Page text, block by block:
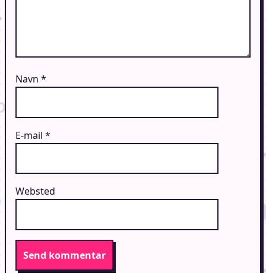
Navn *
E-mail *
Websted